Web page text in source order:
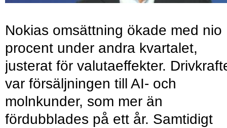
Nokias omsättning ökade med nio
procent under andra kvartalet,
justerat för valutaeffekter.
var försäljningen till AI- och
molnkunder, som mer än
fördubblades på ett år. Samtidigt